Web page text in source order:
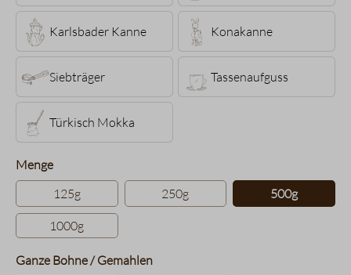
Karlsbader Kanne Konakanne
Siebträger Tassenaufguss
Türkisch Mokka
Mengeauswählen
125g
250g 500g
1000g
Ganze Bohne / Gemahlenauswählen